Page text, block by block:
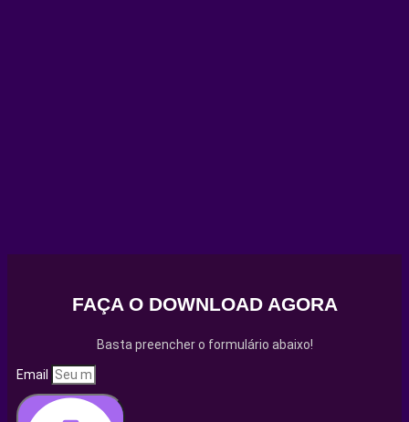
FAÇA O DOWNLOAD AGORA
Basta preencher o formulário abaixo!
Email